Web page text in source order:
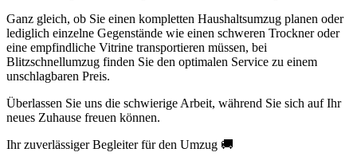
Ganz gleich, ob Sie einen kompletten Haushaltsumzug planen oder
lediglich einzelne Gegenstände wie einen schweren Trockner oder
eine empfindliche Vitrine transportieren müssen, bei
Blitzschnellumzug finden Sie den optimalen Service zu einem
unschlagbaren Preis.
Überlassen Sie uns die schwierige Arbeit, während Sie sich auf Ihr
neues Zuhause freuen können.
Ihr zuverlässiger Begleiter für den Umzug 🚚